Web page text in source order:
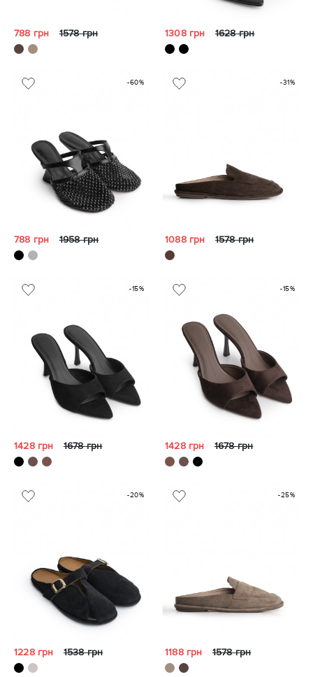
788 грн 1578 грн 1308 грн 1628 грн
-60%
788 грн 1958 грн
-31%
1088 грн 1578 грн
-15%
1428 грн 1678 грн
-15%
1428 грн 1678 грн
-20%
1228 грн 1538 грн
-25%
1188 грн 1578 грн